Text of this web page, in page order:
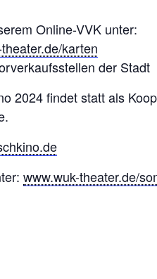
Online-VVK unter:
karten
der Stadt
2024 findet statt als
www.wuk-theater.de/